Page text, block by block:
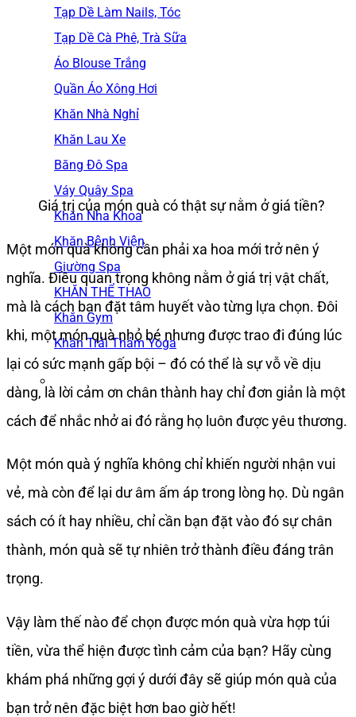
Tạp Dề Làm Nails, Tóc
Tạp Dề Cà Phê, Trà Sữa
Áo Blouse Trắng
Quần Áo Xông Hơi
Khăn Nhà Nghỉ
Khăn Lau Xe
Băng Đô Spa
Váy Quây Spa
Khăn Nha Khoa
Khăn Bệnh Viện
Giường Spa
KHĂN THỂ THAO
Khăn Gym
Khăn Trải Thảm Yoga
Giá trị của món quà có thật sự nằm ở giá tiền?
Một món quà không cần phải xa hoa mới trở nên ý
nghĩa. Điều quan trọng không nằm ở giá trị vật chất,
mà là cách bạn đặt tâm huyết vào từng lựa chọn. Đôi
khi, một món quà nhỏ bé nhưng được trao đi đúng lúc
lại có sức mạnh gấp bội – đó có thể là sự vỗ về dịu
dàng, là lời cảm ơn chân thành hay chỉ đơn giản là một
cách để nhắc nhở ai đó rằng họ luôn được yêu thương.
Một món quà ý nghĩa không chỉ khiến người nhận vui
vẻ, mà còn để lại dư âm ấm áp trong lòng họ. Dù ngân
sách có ít hay nhiều, chỉ cần bạn đặt vào đó sự chân
thành, món quà sẽ tự nhiên trở thành điều đáng trân
trọng.
Vậy làm thế nào để chọn được món quà vừa hợp túi
tiền, vừa thể hiện được tình cảm của bạn? Hãy cùng
khám phá những gợi ý dưới đây sẽ giúp món quà của
bạn trở nên đặc biệt hơn bao giờ hết!